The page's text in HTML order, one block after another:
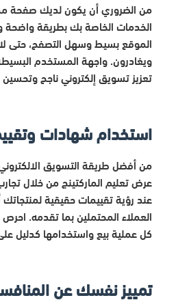
من الضروري أن يكون لديك صفحة
الخدمات الخاصة بك بطريقة واضحة
الموقع بسيط وسهل التصفح، حتى لا
ويغادرون. واجهة المستخدم
تعزيز تسويق إلكتروني ناجح وتحسين
استخدام شهادات
من أفضل طريقة التسويق
عرض تعليم الماركتينج من خلال
عند رؤية تقييمات حقيقية لمنتجاتك
العملاء المحتملين بما تقدمه.
كل عملية بيع واستخدامها كدليل
تمييز نفسك عن